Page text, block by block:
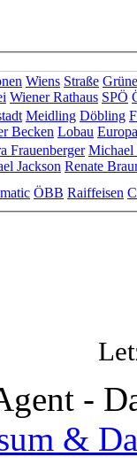
Wiens Straße Grüne
Wiener Rathaus SPÖ
Meidling Döbling
Becken Lobau Europa
Frauenberger Michael
Jackson Renate
ÖBB Raiffeisen
-
&